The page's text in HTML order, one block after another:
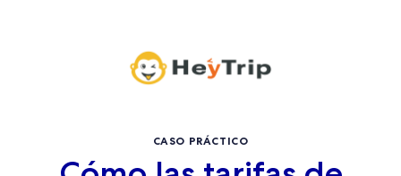
CASO PRÁCTICO